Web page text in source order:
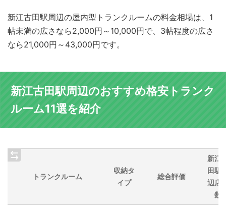
新江古田駅周辺の屋内型トランクルームの料金相場は、1
帖未満の広さなら2,000円～10,000円で、3帖程度の広さ
なら21,000円～43,000円です。
新江古田駅周辺のおすすめ格安トランク
ルーム11選を紹介
トランクルーム
収納タ
イプ
総合評価
新江
田駅
辺店
数